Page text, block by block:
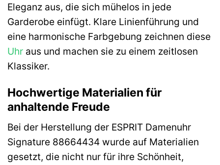
Eleganz aus, die sich mühelos in jede
Garderobe einfügt. Klare Linienführung und
eine harmonische Farbgebung zeichnen diese
Uhr aus und machen sie zu einem zeitlosen
Klassiker.
Hochwertige Materialien für
anhaltende Freude
Bei der Herstellung der ESPRIT Damenuhr
Signature 88664434 wurde auf Materialien
gesetzt, die nicht nur für ihre Schönheit,